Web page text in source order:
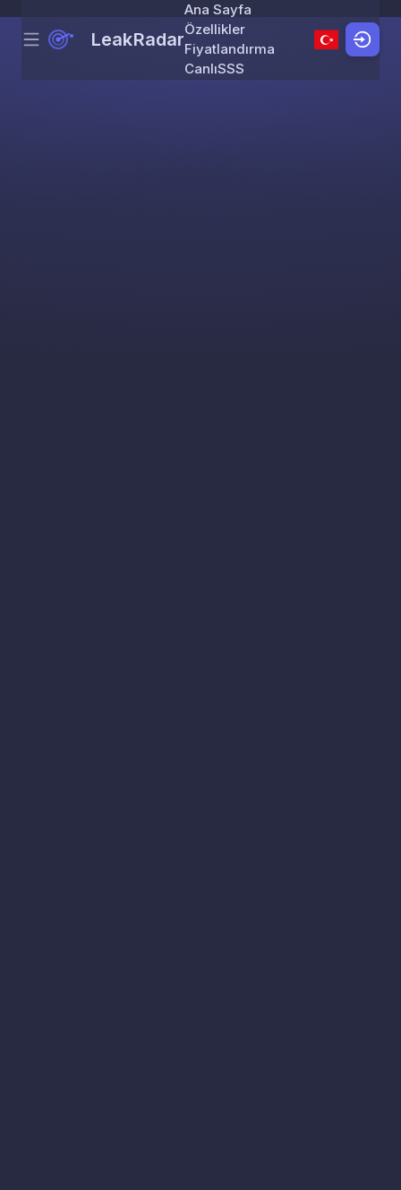
Skip to content
Menu LeakRadar
Ana Sayfa
Özellikler
Fiyatlandırma
CanlıSSS